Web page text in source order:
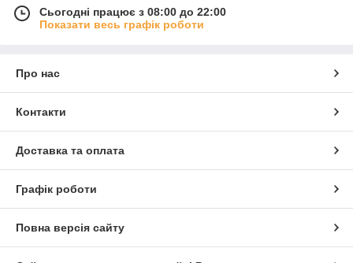
Сьогодні працює з 08:00 до 22:00
Показати весь графік роботи
Про нас
Контакти
Доставка та оплата
Графік роботи
Повна версія сайту